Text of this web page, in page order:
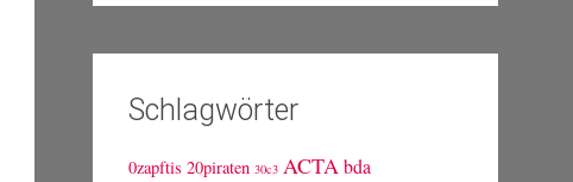
Schlagwörter
0zapftis 20piraten 30c3 ACTAbda